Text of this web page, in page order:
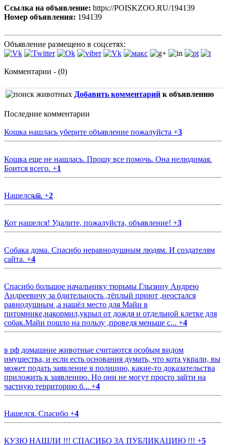
Ссылка на объявление: https://POISKZOO.RU/194139
Номер объявления: 194139
Объявление размещено в соцсетях:
Комментарии - (0)
Добавить комментарий к объявлению
Последние комментарии
Кошка нашлась уберите объявление пожалуйста +3
Кошка еще не нашлась. Прошу все помочь. Она нелюдимая.
Боится всего. +1
Нашелся🙏 +2
Кот нашелся! Удалите, пожалуйста, объявление! +3
Собака дома. Спасибо неравнодушным людям. И создателям
сайта. +4
Спасибо большое начальнику тюрьмы Глызину Андрею
Андреевичу за бдительность ,тёплый приют ,неостался
равнодушным ,а нашёл место для Майи в
питомнике,накормил,укрыл от дождя и отдельной клетке для
собак.Майи пошло на пользу ,проведя меньше с... +4
в рф домашние животные считаются особым видом
имущества, и если есть основания думать, что кота украли, вы
может подать заявление в полицию, какие-то доказательства
приложить к заявлению. Но они не могут просто зайти на
частную территорию б... +4
Нашелся. Спасибо +4
КУЗЮ НАШЛИ !!! СПАСИБО ЗА ПУБЛИКАЦИЮ !!! +5